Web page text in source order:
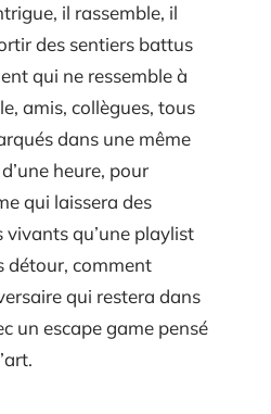
il rassemble, il
des sentiers battus
qui ne ressemble à
amis, collègues, tous
dans une même
heure, pour
qui laissera des
vivants qu’une playlist
détour, comment
qui restera dans
un escape game pensé